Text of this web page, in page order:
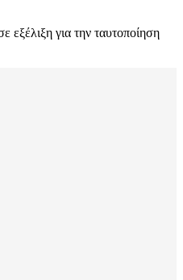
εξέλιξη για την ταυτοποίηση